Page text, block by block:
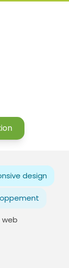
design
web